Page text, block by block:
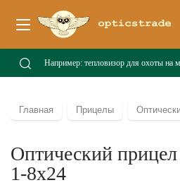
Главная Прицелы
Оптический
1-8x24